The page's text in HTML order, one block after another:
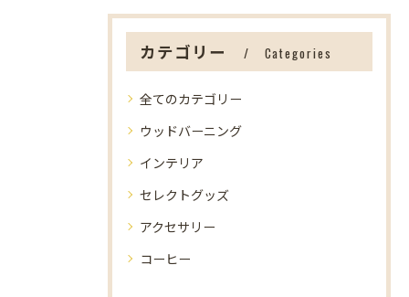
カテゴリー Categories
全てのカテゴリー
ウッドバーニング
インテリア
セレクトグッズ
アクセサリー
コーヒー